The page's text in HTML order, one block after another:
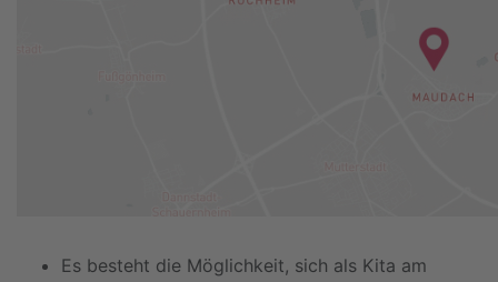
Es besteht die Möglichkeit, sich als Kita am